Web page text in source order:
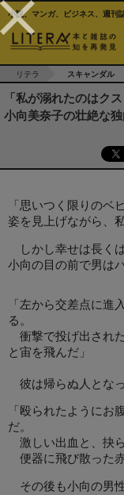
小説、マンガ、ビジネス、週刊
リテラ スキャンダル
「私が溺れたのはク
小向美奈子の壮絶な独
「思いつく限りのベ
姿を見上げながら、
しかし幸せは長く
小向の目の前で男は
「左から交差点に進
る。
衝撃で投げ出され
と宙を飛んだ」
彼は帰らぬ人とな
「殴られたようにお
だ。
激しい出血と、抉
便器に飛び散った
その後も小向の男